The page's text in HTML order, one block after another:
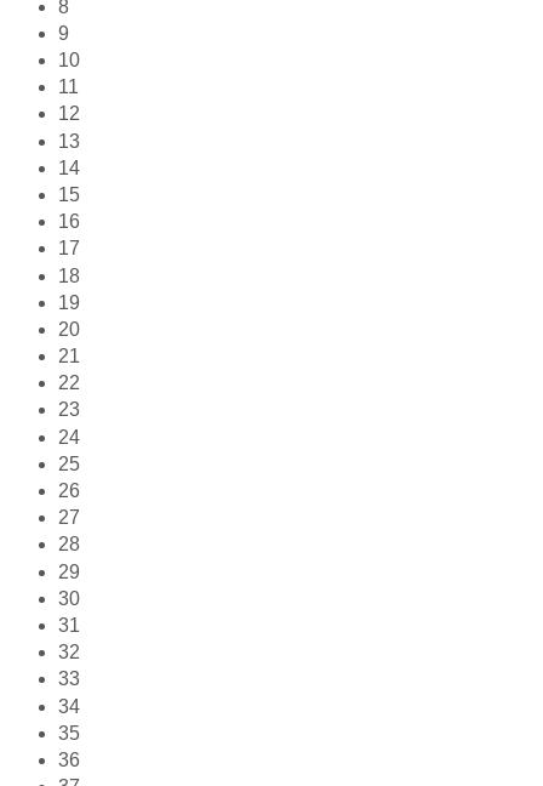
8
9
10
11
12
13
14
15
16
17
18
19
20
21
22
23
24
25
26
27
28
29
30
31
32
33
34
35
36